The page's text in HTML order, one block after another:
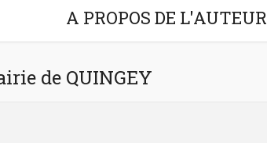
A PROPOS DE L'AUTEUR
de QUINGEY